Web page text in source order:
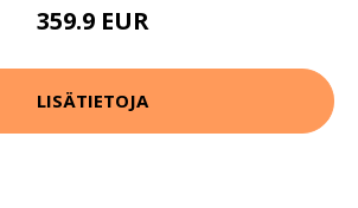
359.9 EUR
LISÄTIETOJA